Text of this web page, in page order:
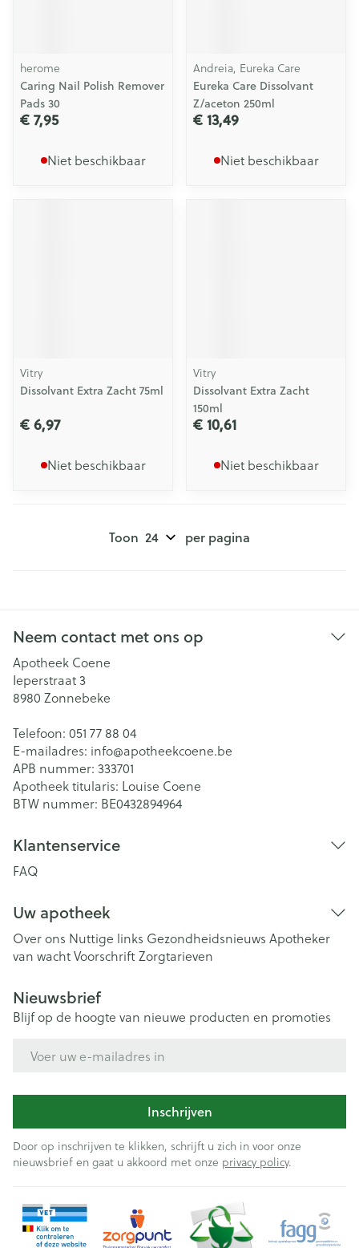
herome
Caring Nail Polish Remover
Pads 30
€ 7,95
Niet beschikbaar
Andreia, Eureka Care
Eureka Care Dissolvant
Z/aceton 250ml
€ 13,49
Niet beschikbaar
Vitry
Dissolvant Extra Zacht 75ml
€ 6,97
Niet beschikbaar
Vitry
Dissolvant Extra Zacht
150ml
€ 10,61
Niet beschikbaar
Toon per pagina
Neem contact met ons op
Apotheek Coene
Ieperstraat 3
8980 Zonnebeke
Telefoon: 051 77 88 04
E-mailadres: info@apotheekcoene.be
APB nummer: 333701
Apotheek titularis: Louise Coene
BTW nummer: BE0432894964
Klantenservice
FAQ
Uw apotheek
Over ons Nuttige links Gezondheidsnieuws Apotheker
van wachtVoorschriftZorgtarieven
Nieuwsbrief
Blijf op de hoogte van nieuwe producten en promoties
Inschrijven
Door op inschrijven te klikken, schrijft u zich in voor onze
nieuwsbrief en gaat u akkoord met onze privacy policy.